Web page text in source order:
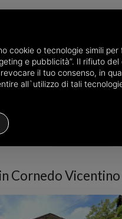
province of Vicenza
Cornedo Vicentino
cookie o tecnologie simili
e pubblicità”. Il rifiuto
il tuo consenso, in
all`utilizzo di tali